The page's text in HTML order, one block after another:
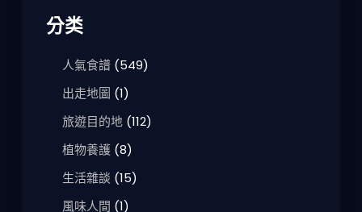
分类
人氣食譜(549)
出走地圖 (1)
旅遊目的地(112)
植物養護(8)
生活雜談 (15)
風味人間 (1)